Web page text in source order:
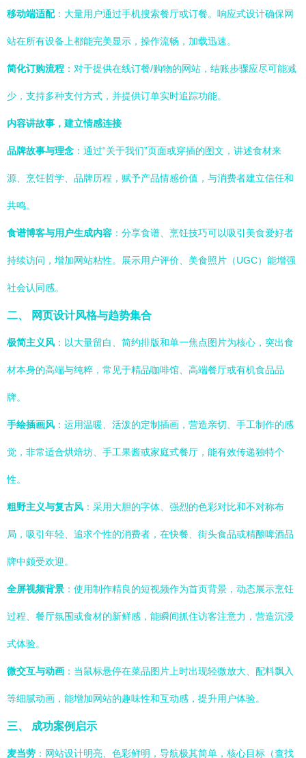
移动端适配：大量用户通过手机搜索餐厅或订餐。响应式设计确保网
站在所有设备上都能完美显示，操作流畅，加载迅速。
简化订购流程 ：对于提供在线订餐/购物的网站，结账步骤应尽可能减
少，支持多种支付方式，并提供订单实时追踪功能。
内容讲故事，建立情感连接
品牌故事与理念 ：通过“关于我们”页面或穿插的图文，讲述食材来
源、烹饪哲学、品牌历程，赋予产品情感价值，与消费者建立信任和
共鸣。
食谱博客与用户生成内容 ：分享食谱、烹饪技巧可以吸引美食爱好者
持续访问，增加网站粘性。展示用户评价、美食照片（UGC）能增强
社会认同感。
二、 网页设计风格与趋势集合
极简主义风 ：以大量留白、简约排版和单一焦点图片为核心，突出食
材本身的高端与纯粹，常见于精品咖啡馆、高端餐厅或有机食品品
牌。
手绘插画风 ：运用温暖、活泼的定制插画，营造亲切、手工制作的感
觉，非常适合烘焙坊、手工果酱或家庭式餐厅，能有效传递独特个
性。
粗野主义与复古风 ：采用大胆的字体、强烈的色彩对比和不对称布
局，吸引年轻、追求个性的消费者，在快餐、街头食品或精酿啤酒品
牌中颇受欢迎。
全屏视频背景 ：使用制作精良的短视频作为首页背景，动态展示烹饪
过程、餐厅氛围或食材的新鲜感，能瞬间抓住访客注意力，营造沉浸
式体验。
微交互与动画 ：当鼠标悬停在菜品图片上时出现轻微放大、配料飘入
等细腻动画，能增加网站的趣味性和互动感，提升用户体验。
三、 成功案例启示
麦当劳 ：网站设计明亮、色彩鲜明，导航极其简单，核心目标（查找